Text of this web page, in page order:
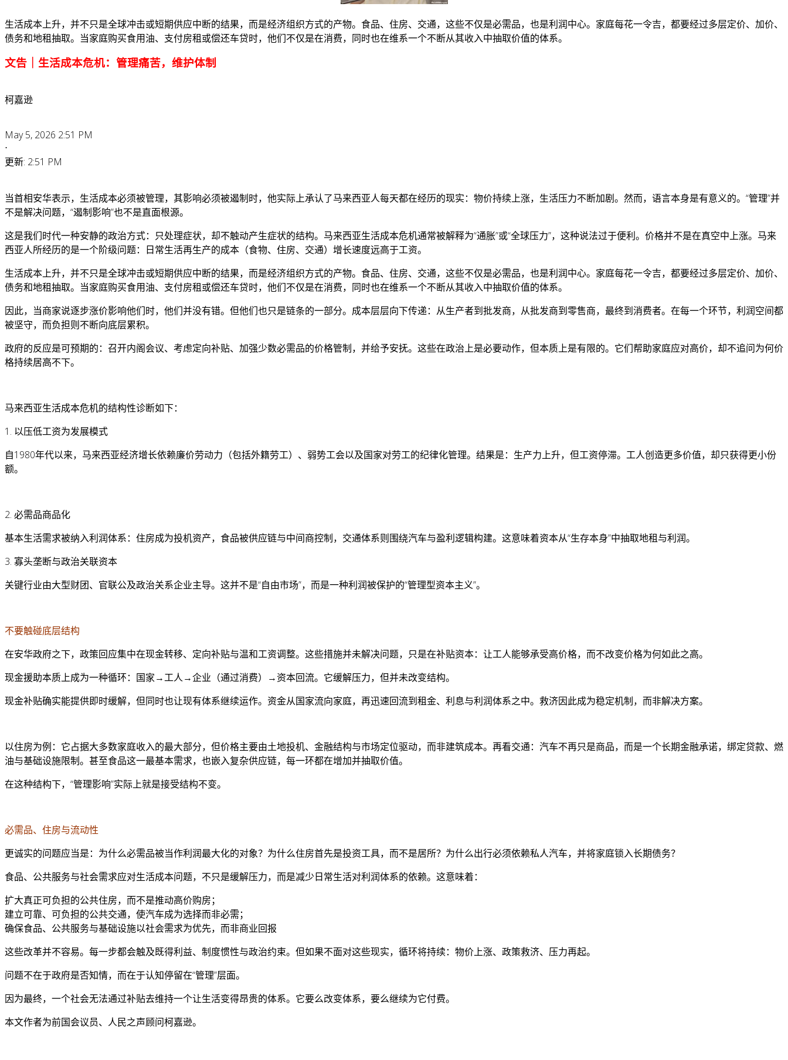
生活成本上升，并不只是全球冲击或短期供应中断的结果，而是经济组织方式的产物。食品、住房、交通，这些不仅是必需品，也是利润中心。家庭每花一令吉，都要经过多层定价、加价、
债务和地租抽取。当家庭购买食用油、支付房租或偿还车贷时，他们不仅是在消费，同时也在维系一个不断从其收入中抽取价值的体系。
文告｜生活成本危机：管理痛苦，维护体制
柯嘉逊
May 5, 2026 2:51 PM
⋅
更新: 2:51 PM
当首相安华表示，生活成本必须被管理，其影响必须被遏制时，他实际上承认了马来西亚人每天都在经历的现实：物价持续上涨，生活压力不断加剧。然而，语言本身是有意义的。“管理”并
不是解决问题，“遏制影响”也不是直面根源。
这是我们时代一种安静的政治方式：只处理症状，却不触动产生症状的结构。马来西亚生活成本危机通常被解释为“通胀”或“全球压力”，这种说法过于便利。价格并不是在真空中上涨。马来
西亚人所经历的是一个阶级问题：日常生活再生产的成本（食物、住房、交通）增长速度远高于工资。
生活成本上升，并不只是全球冲击或短期供应中断的结果，而是经济组织方式的产物。食品、住房、交通，这些不仅是必需品，也是利润中心。家庭每花一令吉，都要经过多层定价、加价、
债务和地租抽取。当家庭购买食用油、支付房租或偿还车贷时，他们不仅是在消费，同时也在维系一个不断从其收入中抽取价值的体系。
因此，当商家说逐步涨价影响他们时，他们并没有错。但他们也只是链条的一部分。成本层层向下传递：从生产者到批发商，从批发商到零售商，最终到消费者。在每一个环节，利润空间都
被坚守，而负担则不断向底层累积。
政府的反应是可预期的：召开内阁会议、考虑定向补贴、加强少数必需品的价格管制，并给予安抚。这些在政治上是必要动作，但本质上是有限的。它们帮助家庭应对高价，却不追问为何价
格持续居高不下。
马来西亚生活成本危机的结构性诊断如下：
1. 以压低工资为发展模式
自1980年代以来，马来西亚经济增长依赖廉价劳动力（包括外籍劳工）、弱势工会以及国家对劳工的纪律化管理。结果是：生产力上升，但工资停滞。工人创造更多价值，却只获得更小份
额。
2. 必需品商品化
基本生活需求被纳入利润体系：住房成为投机资产，食品被供应链与中间商控制，交通体系则围绕汽车与盈利逻辑构建。这意味着资本从“生存本身”中抽取地租与利润。
3. 寡头垄断与政治关联资本
关键行业由大型财团、官联公及政治关系企业主导。这并不是“自由市场”，而是一种利润被保护的“管理型资本主义”。
不要触碰底层结构
在安华政府之下，政策回应集中在现金转移、定向补贴与温和工资调整。这些措施并未解决问题，只是在补贴资本：让工人能够承受高价格，而不改变价格为何如此之高。
现金援助本质上成为一种循环：国家→工人→企业（通过消费）→资本回流。它缓解压力，但并未改变结构。
现金补贴确实能提供即时缓解，但同时也让现有体系继续运作。资金从国家流向家庭，再迅速回流到租金、利息与利润体系之中。救济因此成为稳定机制，而非解决方案。
以住房为例：它占据大多数家庭收入的最大部分，但价格主要由土地投机、金融结构与市场定位驱动，而非建筑成本。再看交通：汽车不再只是商品，而是一个长期金融承诺，绑定贷款、燃
油与基础设施限制。甚至食品这一最基本需求，也嵌入复杂供应链，每一环都在增加并抽取价值。
在这种结构下，“管理影响”实际上就是接受结构不变。
必需品、住房与流动性
更诚实的问题应当是：为什么必需品被当作利润最大化的对象？为什么住房首先是投资工具，而不是居所？为什么出行必须依赖私人汽车，并将家庭锁入长期债务？
食品、公共服务与社会需求应对生活成本问题，不只是缓解压力，而是减少日常生活对利润体系的依赖。这意味着：
扩大真正可负担的公共住房，而不是推动高价购房；
建立可靠、可负担的公共交通，使汽车成为选择而非必需；
确保食品、公共服务与基础设施以社会需求为优先，而非商业回报
这些改革并不容易。每一步都会触及既得利益、制度惯性与政治约束。但如果不面对这些现实，循环将持续：物价上涨、政策救济、压力再起。
问题不在于政府是否知情，而在于认知停留在“管理”层面。
因为最终，一个社会无法通过补贴去维持一个让生活变得昂贵的体系。它要么改变体系，要么继续为它付费。
本文作者为前国会议员、人民之声顾问柯嘉逊。